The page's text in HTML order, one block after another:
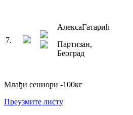
7.
АлексаГатарић
Партизан,
Београд
Млађи сениори -100кг
Преузмите листу